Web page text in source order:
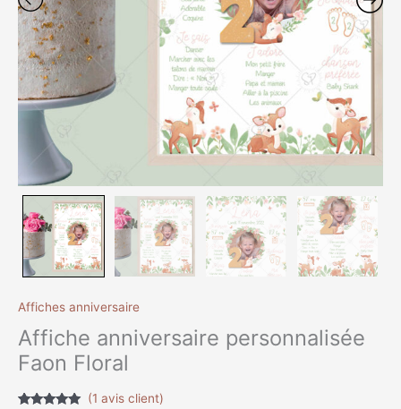
Affiches anniversaire
Affiche anniversaire personnalisée
Faon Floral
(1 avis client)